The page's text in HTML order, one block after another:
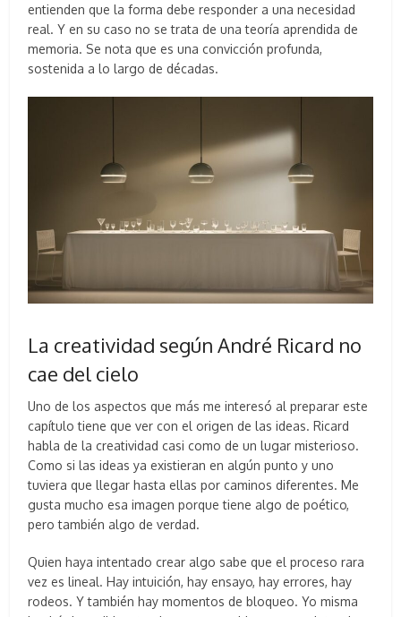
entienden que la forma debe responder a una necesidad
real. Y en su caso no se trata de una teoría aprendida de
memoria. Se nota que es una convicción profunda,
sostenida a lo largo de décadas.
La creatividad según André Ricard no
cae del cielo
Uno de los aspectos que más me interesó al preparar este
capítulo tiene que ver con el origen de las ideas. Ricard
habla de la creatividad casi como de un lugar misterioso.
Como si las ideas ya existieran en algún punto y uno
tuviera que llegar hasta ellas por caminos diferentes. Me
gusta mucho esa imagen porque tiene algo de poético,
pero también algo de verdad.
Quien haya intentado crear algo sabe que el proceso rara
vez es lineal. Hay intuición, hay ensayo, hay errores, hay
rodeos. Y también hay momentos de bloqueo. Yo misma